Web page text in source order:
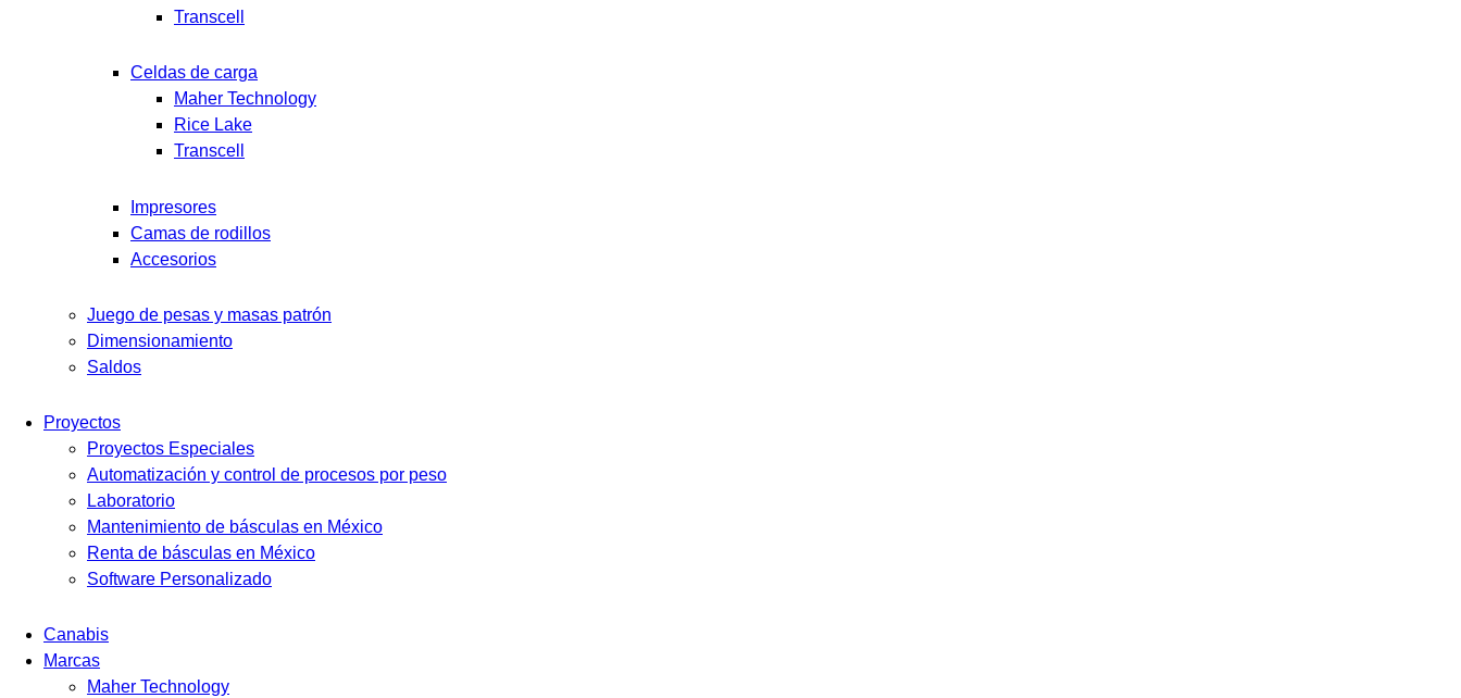
Transcell
Celdas de carga
Maher Technology
Rice Lake
Transcell
Impresores
Camas de rodillos
Accesorios
Juego de pesas y masas patrón
Dimensionamiento
Saldos
Proyectos
Proyectos Especiales
Automatización y control de procesos por peso
Laboratorio
Mantenimiento de básculas en México
Renta de básculas en México
Software Personalizado
Canabis
Marcas
Maher Technology